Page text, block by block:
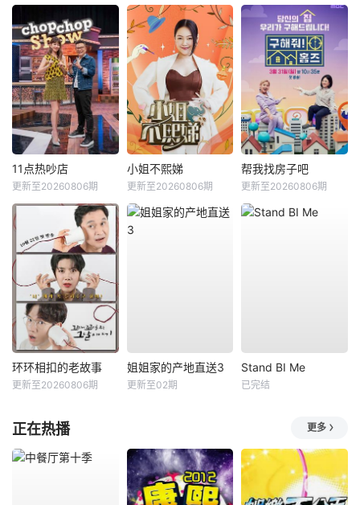
11点热吵店
更新至20260806期
小姐不熙娣
更新至20260806期
帮我找房子吧
更新至20260806期
环环相扣的老故事
更新至20260806期
姐姐家的产地直送3
更新至02期
Stand BI Me
已完结
正在热播 更多